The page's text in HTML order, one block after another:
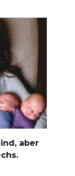
aber